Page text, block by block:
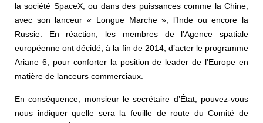
la société SpaceX, ou dans des puissances comme la Chine,
avec son lanceur « Longue Marche », l’Inde ou encore la
Russie. En réaction, les membres de l’Agence spatiale
européenne ont décidé, à la fin de 2014, d’acter le programme
Ariane 6, pour conforter la position de leader de l’Europe en
matière de lanceurs commerciaux.
En conséquence, monsieur le secrétaire d’État, pouvez-vous
nous indiquer quelle sera la feuille de route du Comité de